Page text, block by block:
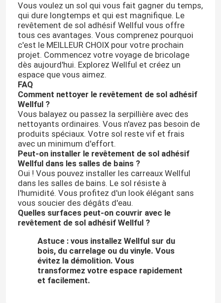
Vous voulez un sol qui vous fait gagner du temps,
qui dure longtemps et qui est magnifique. Le
revêtement de sol adhésif Wellful vous offre
tous ces avantages. Vous comprenez pourquoi
c'est le MEILLEUR CHOIX pour votre prochain
projet. Commencez votre voyage de bricolage
dès aujourd'hui. Explorez Wellful et créez un
espace que vous aimez.
FAQ
Comment nettoyer le revêtement de sol adhésif
Wellful ?
Vous balayez ou passez la serpillière avec des
nettoyants ordinaires. Vous n'avez pas besoin de
produits spéciaux. Votre sol reste vif et frais
avec un minimum d'effort.
Peut-on installer le revêtement de sol adhésif
Wellful dans les salles de bains ?
Oui ! Vous pouvez installer les carreaux Wellful
dans les salles de bains. Le sol résiste à
l'humidité. Vous profitez d'un look élégant sans
vous soucier des dégâts d'eau.
Quelles surfaces peut-on couvrir avec le
revêtement de sol adhésif Wellful ?
Astuce : vous installez Wellful sur du
bois, du carrelage ou du vinyle. Vous
évitez la démolition. Vous
transformez votre espace rapidement
et facilement.